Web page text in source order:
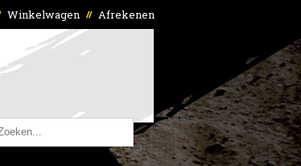
Winkelwagen // Afrekenen